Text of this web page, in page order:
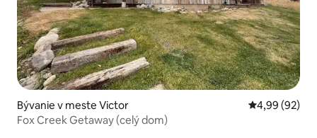
Bývanie v meste Victor Priemerné
4,99 (92)
Fox Creek Getaway (celý dom)